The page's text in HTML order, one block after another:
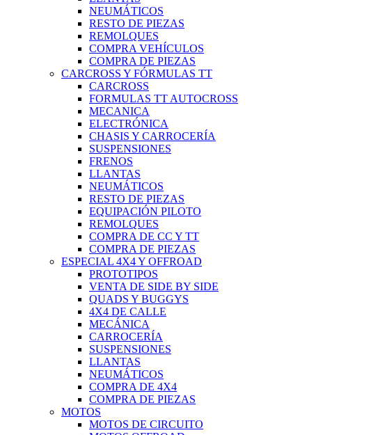
NEUMÁTICOS
RESTO DE PIEZAS
REMOLQUES
COMPRA VEHÍCULOS
COMPRA DE PIEZAS
CARCROSS Y FÓRMULAS TT
CARCROSS
FORMULAS TT AUTOCROSS
MECANICA
ELECTRÓNICA
CHASIS Y CARROCERÍA
SUSPENSIONES
FRENOS
LLANTAS
NEUMÁTICOS
RESTO DE PIEZAS
EQUIPACIÓN PILOTO
REMOLQUES
COMPRA DE CC Y TT
COMPRA DE PIEZAS
ESPECIAL 4X4 Y OFFROAD
PROTOTIPOS
VENTA DE SIDE BY SIDE
QUADS Y BUGGYS
4X4 DE CALLE
MECÁNICA
CARROCERÍA
SUSPENSIONES
LLANTAS
NEUMÁTICOS
COMPRA DE 4X4
COMPRA DE PIEZAS
MOTOS
MOTOS DE CIRCUITO